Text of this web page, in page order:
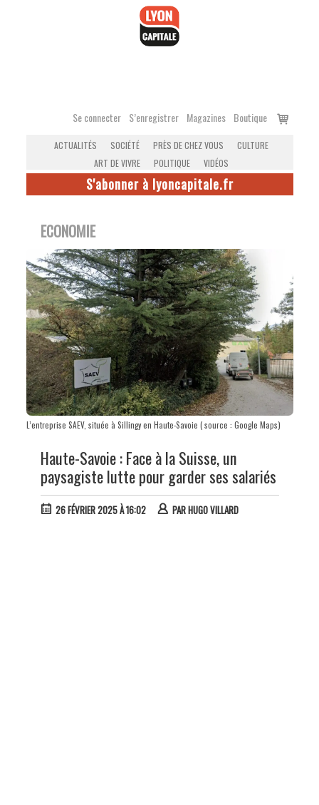
Se connecter S’enregistrer Magazines Boutique
Voir
ACTUALITÉS SOCIÉTÉ PRÈS DE CHEZ VOUS
CULTURE
ART DE VIVRE
POLITIQUE VIDÉOS
S'abonner à lyoncapitale.fr
ECONOMIE
L’entreprise SAEV, située à Sillingy en Haute-Savoie ( source : Google Maps)
Haute-Savoie : Face à la Suisse, un
paysagiste lutte pour garder ses salariés
26 FÉVRIER 2025 À 16:02 PARHUGO VILLARD